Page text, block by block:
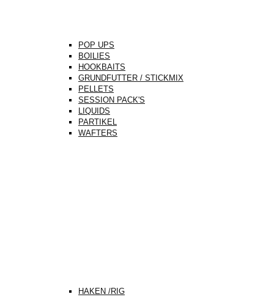
POP UPS
BOILIES
HOOKBAITS
GRUNDFUTTER / STICKMIX
PELLETS
SESSION PACK'S
LIQUIDS
PARTIKEL
WAFTERS
HAKEN /RIG